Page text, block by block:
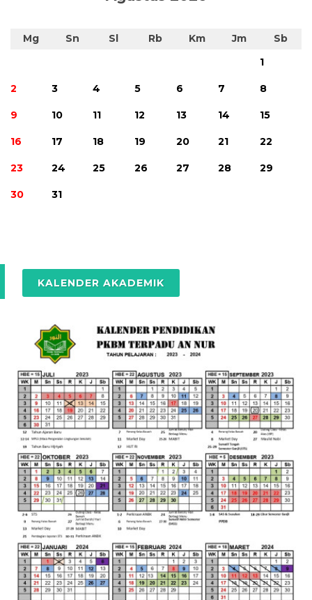
Mg Sn Sl Rb Km Jm
Sb
1
2 3 4 5 6 7 8
9 10 11 12 13 14 15
16 17 18 19 20 21 22
23 24 25 26 27 28 29
30 31
KALENDER AKADEMIK